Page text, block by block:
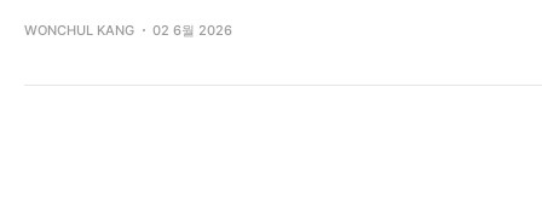
WONCHUL KANG 02 6월 2026